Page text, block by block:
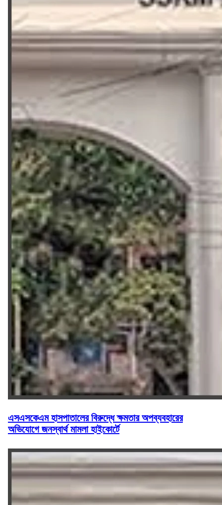
এসএসকেএম হাসপাতালের বিরুদ্ধে ক্ষমতার অপব্যবহারের
অভিযোগে জনস্বার্থ মামলা হাইকোর্টে